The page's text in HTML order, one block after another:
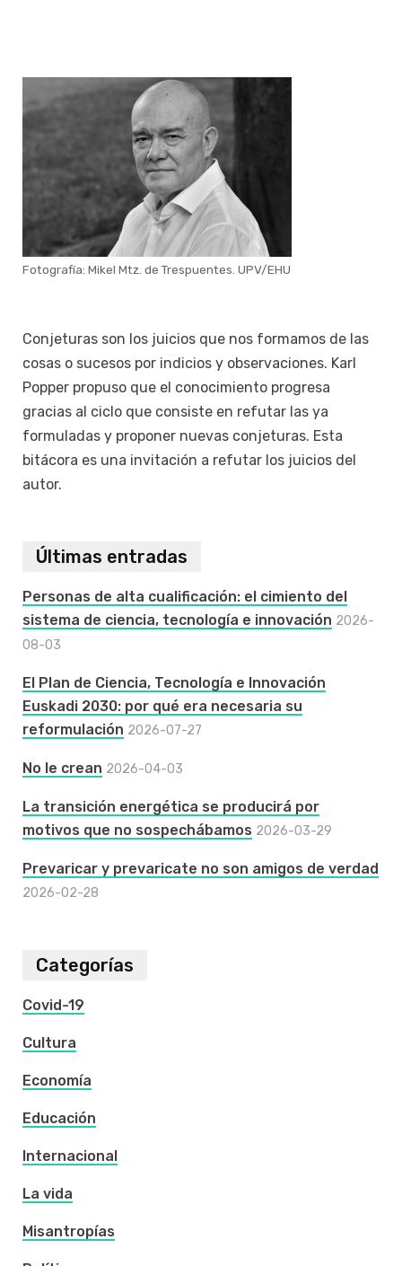
Fotografía: Mikel Mtz. de Trespuentes. UPV/EHU
Conjeturas son los juicios que nos formamos de las
cosas o sucesos por indicios y observaciones. Karl
Popper propuso que el conocimiento progresa
gracias al ciclo que consiste en refutar las ya
formuladas y proponer nuevas conjeturas. Esta
bitácora es una invitación a refutar los juicios del
autor.
Últimas entradas
Personas de alta cualificación: el cimiento del
sistema de ciencia, tecnología e innovación 2026-
08-03
El Plan de Ciencia, Tecnología e Innovación
Euskadi 2030: por qué era necesaria su
reformulación 2026-07-27
No le crean 2026-04-03
La transición energética se producirá por
motivos que no sospechábamos 2026-03-29
Prevaricar y prevaricate no son amigos de verdad
2026-02-28
Categorías
Covid-19
Cultura
Economía
Educación
Internacional
La vida
Misantropías